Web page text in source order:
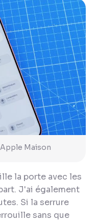
Maison
la porte avec les
J'ai également
Si la serrure
sans que